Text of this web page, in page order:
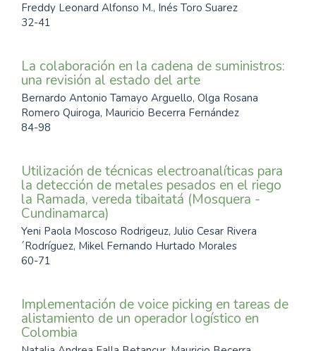
Freddy Leonard Alfonso M., Inés Toro Suarez
32-41
La colaboración en la cadena de suministros:
una revisión al estado del arte
Bernardo Antonio Tamayo Arguello, Olga Rosana
Romero Quiroga, Mauricio Becerra Fernández
84-98
Utilización de técnicas electroanalíticas para
la detección de metales pesados en el riego
la Ramada, vereda tibaitatá (Mosquera -
Cundinamarca)
Yeni Paola Moscoso Rodrigeuz, Julio Cesar Rivera
´Rodríguez, Mikel Fernando Hurtado Morales
60-71
Implementación de voice picking en tareas de
alistamiento de un operador logístico en
Colombia